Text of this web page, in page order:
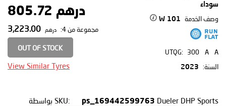
سوداء
وصف الخدمة 101 W
UTQG: 300 A
A
السنة:
2023
درهم 805.72
مجموعة من 4: درهم
OUT OF STOCK
View Similar Tyres
SKU: ps_169442599763 Dueler DHP Sports
بواسطة